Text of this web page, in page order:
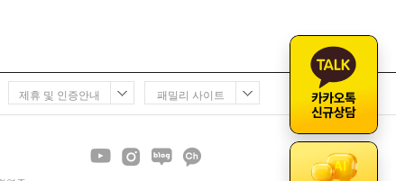
패밀리 사이트
제휴 및 인증안내